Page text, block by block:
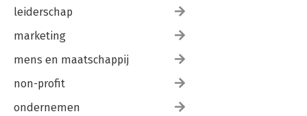
leiderschap
marketing
mens en maatschappij
non-profit
ondernemen